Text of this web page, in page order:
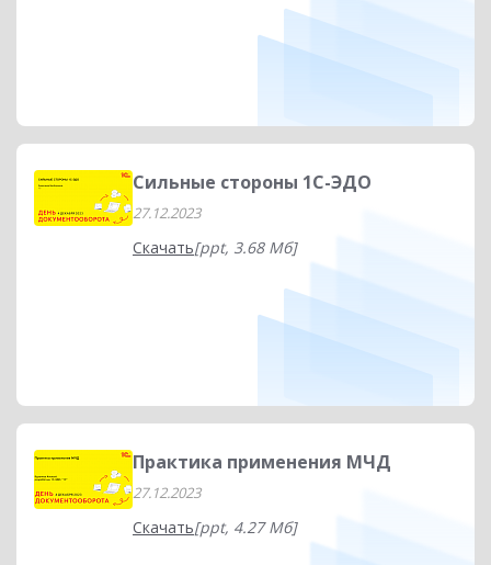
Сильные стороны 1С-ЭДО
27.12.2023
Скачать[ppt, 3.68 Мб]
Практика применения МЧД
27.12.2023
Скачать[ppt, 4.27 Мб]